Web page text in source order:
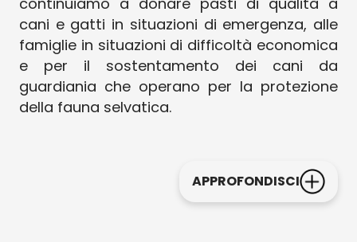
cani e gatti in situazioni di emergenza, alle
famiglie in situazioni di difficoltà economica
e per il sostentamento dei cani da
guardiania che operano per la protezione
della fauna selvatica.
APPROFONDISCI